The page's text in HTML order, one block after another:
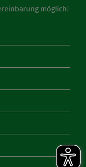
möglich!